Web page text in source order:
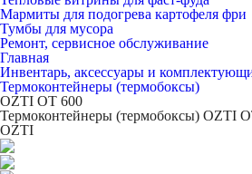
Мармиты для подогрева картофеля фри
Тумбы для мусора
Ремонт, сервисное обслуживание
Главная
Инвентарь, аксессуары и
Термоконтейнеры (термобоксы)
OZTI ОТ 600
Термоконтейнеры (термобоксы) OZTI
OZTI